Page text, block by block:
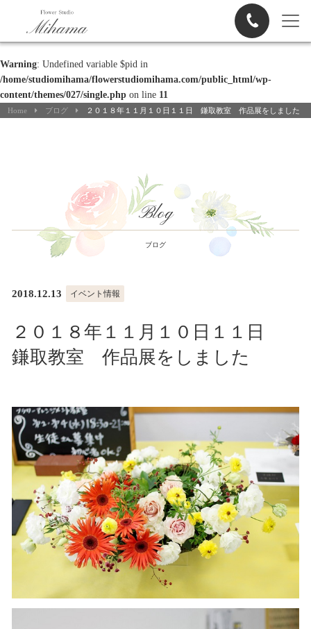
Warning: Undefined variable $pid in
/home/studiomihama/flowerstudiomihama.com/public_html/wp-
content/themes/027/single.php on line 11
Home ブログ ２０１８年１１月１０日１１日 鎌取教室 作品展をしました
Blog
ブログ
2018.12.13 イベント情報
２０１８年１１月１０日１１日
鎌取教室 作品展をしました